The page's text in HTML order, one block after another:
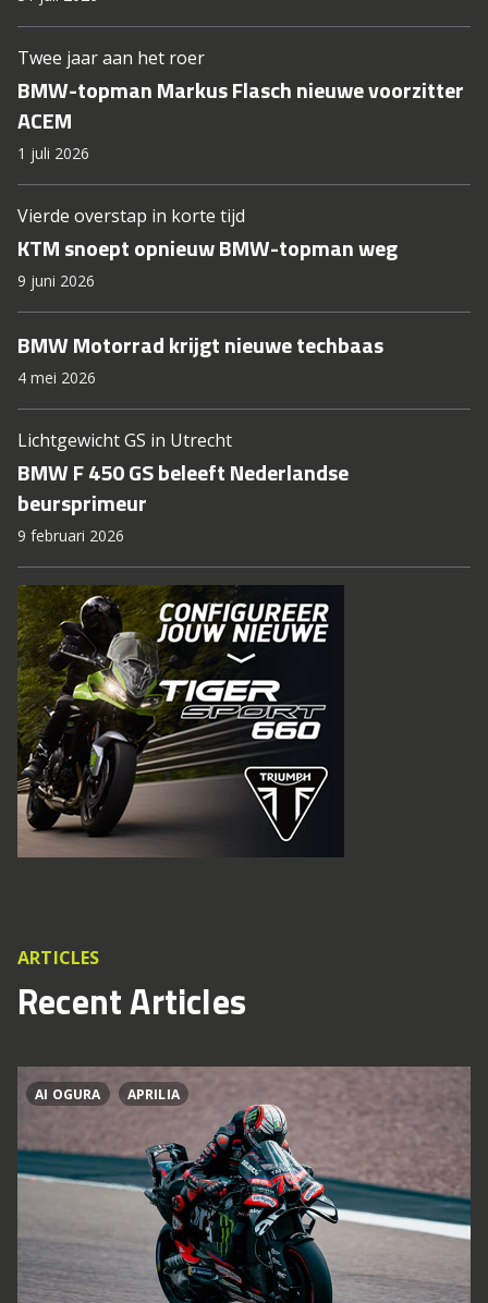
Twee jaar aan het roer
BMW-topman Markus Flasch nieuwe voorzitter
ACEM
1 juli 2026
Vierde overstap in korte tijd
KTM snoept opnieuw BMW-topman weg
9 juni 2026
BMW Motorrad krijgt nieuwe techbaas
4 mei 2026
Lichtgewicht GS in Utrecht
BMW F 450 GS beleeft Nederlandse
beursprimeur
9 februari 2026
ARTICLES
Recent Articles
AI OGURA APRILIA